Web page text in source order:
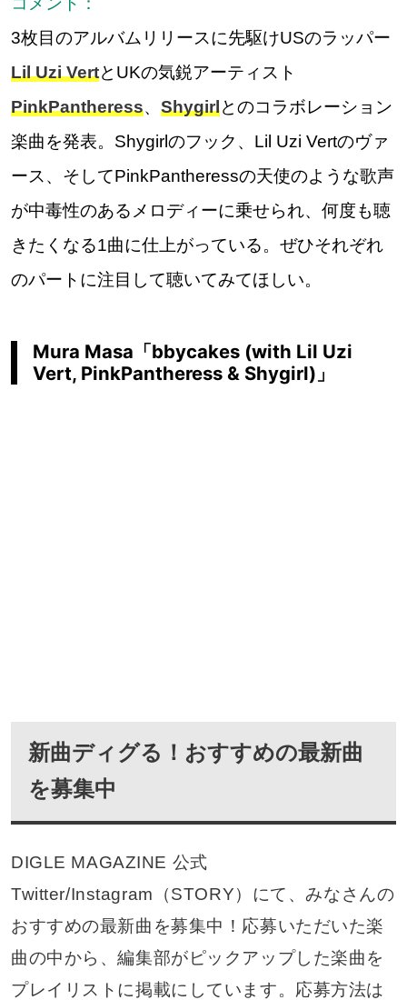
3枚目のアルバムリリースに先駆けUSのラッパー
Lil Uzi VertとUKの気鋭アーティスト
PinkPantheress、 Shygirlとのコラボレーション
楽曲を発表。Shygirlのフック、Lil Uzi Vertのヴァ
ース、そしてPinkPantheressの天使のような歌声
が中毒性のあるメロディーに乗せられ、何度も聴
きたくなる1曲に仕上がっている。ぜひそれぞれ
のパートに注目して聴いてみてほしい。
Mura Masa「bbycakes (with Lil Uzi
Vert, PinkPantheress & Shygirl)」
新曲ディグる！おすすめの最新曲
を募集中
DIGLE MAGAZINE 公式
Twitter/Instagram（STORY）にて、みなさんの
おすすめの最新曲を募集中！応募いただいた楽
曲の中から、編集部がピックアップした楽曲を
プレイリストに掲載にしています。応募方法は